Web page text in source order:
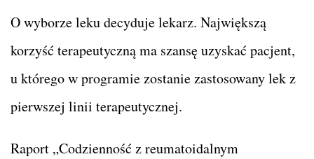
O wyborze leku decyduje lekarz. Największą
korzyść terapeutyczną ma szansę uzyskać pacjent,
u którego w programie zostanie zastosowany lek z
pierwszej linii terapeutycznej.
Raport „Codzienność z reumatoidalnym